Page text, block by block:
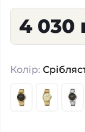
4 030
Колір: